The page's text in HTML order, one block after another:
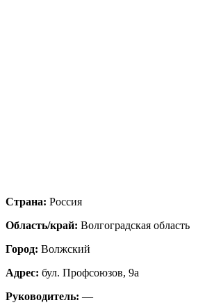
Страна: Россия
Область/край: Волгоградская область
Город: Волжский
Адрес: бул. Профсоюзов, 9а
Руководитель: —